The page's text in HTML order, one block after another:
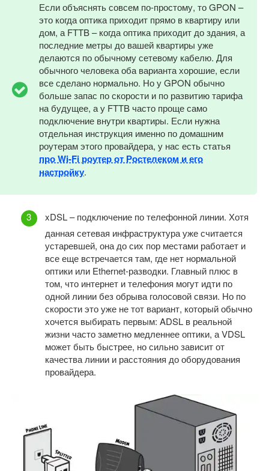
Если объяснять совсем по-простому, то GPON –
это когда оптика приходит прямо в квартиру или
дом, а FTTB – когда оптика приходит до здания, а
последние метры до вашей квартиры уже
делаются по обычному сетевому кабелю. Для
обычного человека оба варианта хорошие, если
все сделано нормально. Но у GPON обычно
больше запас по скорости и по развитию тарифа
на будущее, а у FTTB часто проще само
подключение внутри квартиры. Если нужна
отдельная инструкция именно по домашним
роутерам этого провайдера, у нас есть статья
про Wi-Fi роутер от Ростелеком и его
настройку.
xDSL – подключение по телефонной линии. Хотя
данная сетевая инфраструктура уже считается
устаревшей, она до сих пор местами работает и
все еще встречается там, где нет нормальной
оптики или Ethernet-разводки. Главный плюс в
том, что интернет и телефония могут идти по
одной линии без обрыва голосовой связи. Но по
скорости это уже не тот вариант, который обычно
хочется выбирать первым: ADSL в реальной
жизни часто заметно медленнее оптики, а VDSL
может быть быстрее, но сильно зависит от
качества линии и расстояния до оборудования
провайдера.